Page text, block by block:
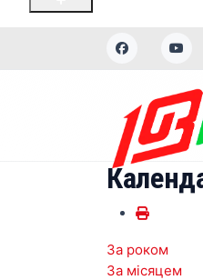
За роком
За місяцем